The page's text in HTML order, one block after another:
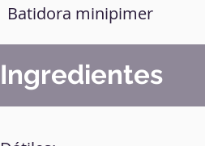
Batidora minipimer
Ingredientes